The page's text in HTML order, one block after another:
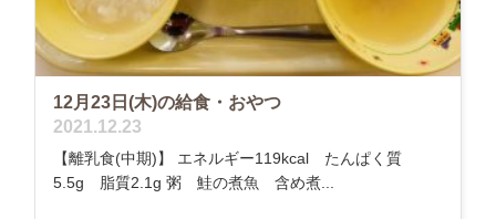
12月23日(木)の給食・おやつ
2021.12.23
【離乳食(中期)】 エネルギー119kcal たんぱく質
5.5g 脂質2.1g 粥 鮭の煮魚 含め煮...